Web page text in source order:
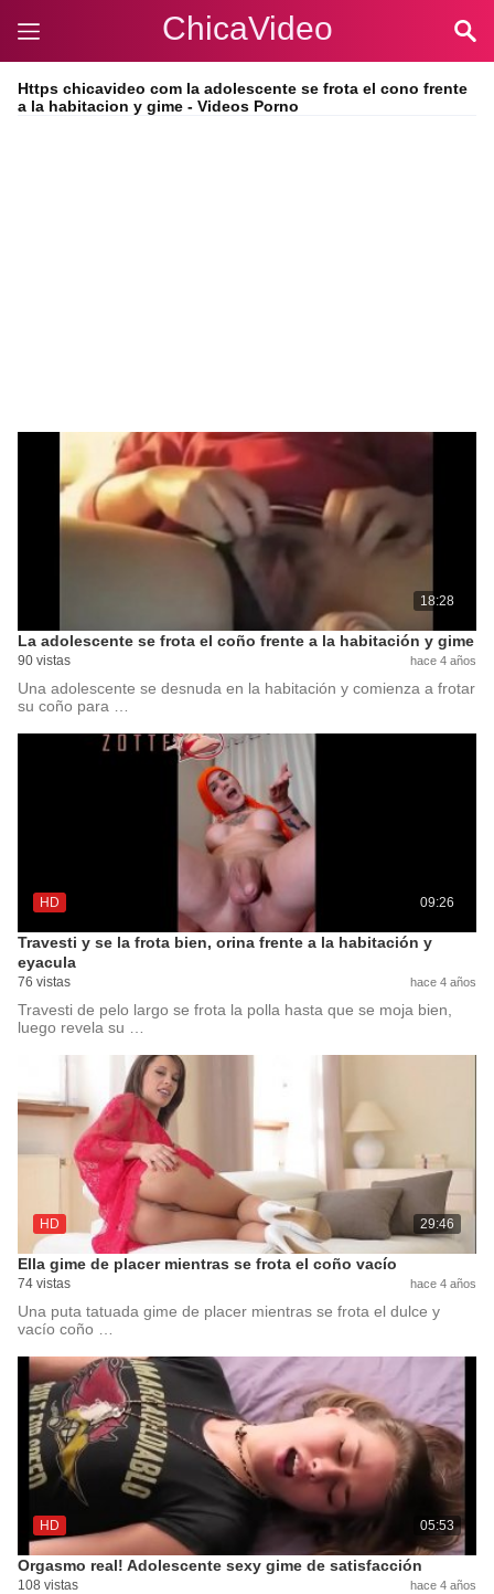
ChicaVideo
Https chicavideo com la adolescente se frota el cono frente
a la habitacion y gime - Videos Porno
18:28
La adolescente se frota el coño frente a la habitación y gime
90 vistas hace 4 años
Una adolescente se desnuda en la habitación y comienza a frotar
su coño para …
HD 09:26
Travesti y se la frota bien, orina frente a la habitación y
eyacula
76 vistas hace 4 años
Travesti de pelo largo se frota la polla hasta que se moja bien,
luego revela su …
HD 29:46
Ella gime de placer mientras se frota el coño vacío
74 vistas hace 4 años
Una puta tatuada gime de placer mientras se frota el dulce y
vacío coño …
HD 05:53
Orgasmo real! Adolescente sexy gime de satisfacción
108 vistas hace 4 años